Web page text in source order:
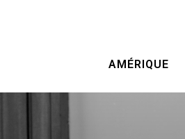
AMÉRIQUE